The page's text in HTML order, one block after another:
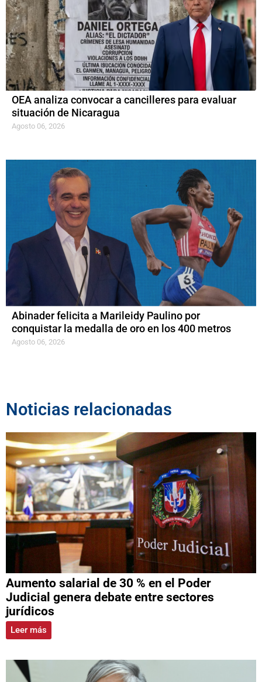
OEA analiza convocar a cancilleres para evaluar
situación de Nicaragua
Agosto 06, 2026
Abinader felicita a Marileidy Paulino por
conquistar la medalla de oro en los 400 metros
Agosto 06, 2026
Noticias relacionadas
Aumento salarial de 30 % en el Poder
Judicial genera debate entre sectores
jurídicos
Leer más